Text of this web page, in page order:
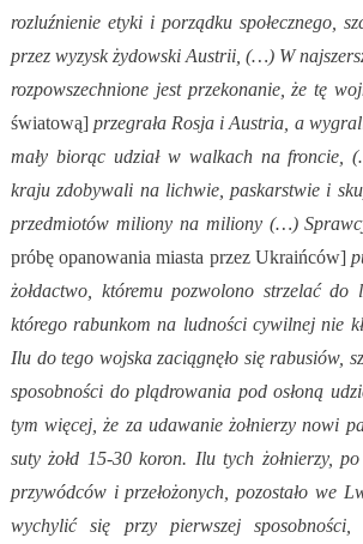
rozluźnienie etyki i porządku społecznego,
przez wyzysk żydowski Austrii, (…) W
rozpowszechnione jest przekonanie, że tę
światową]przegrała Rosja i Austria, a
mały biorąc udział w walkach na
kraju zdobywali na lichwie, paskarstwie i
przedmiotów miliony na miliony (…)
próbę opanowania miasta przez Ukraińców]
żołdactwo, któremu pozwolono strzelać
którego rabunkom na ludności cywilnej nie
Ilu do tego wojska zaciągnęło się rabusiów,
sposobności do plądrowania pod osłoną
tym więcej, że za udawanie żołnierzy nowi
suty żołd 15-30 koron. Ilu tych żołnierzy,
przywódców i przełożonych, pozostało we
wychylić się przy pierwszej